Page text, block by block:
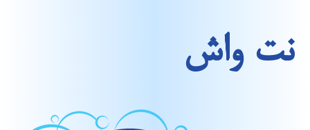
نت واش